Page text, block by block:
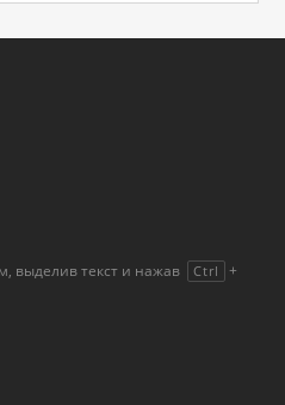
выделив текст и нажав Ctrl +